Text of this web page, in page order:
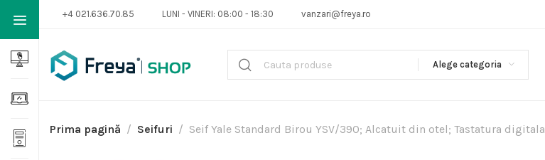
+4 021.636.70.85 LUNI - VINERI: 08:00 - 18:30 vanzari@freya.ro
Alege categoria
Prima pagină Seifuri Seif Yale Standard Birou YSV/390; Alcatuit din otel; Tastatura digitala